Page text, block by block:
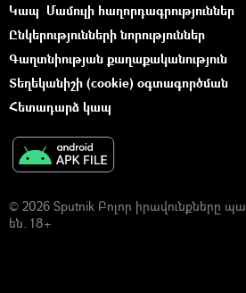
Կապ Մամուլի հաղորդագրություններ
Ընկերությունների նորություններ
Գաղտնիության քաղաքականություն
Տեղեկանիշի (cookie) օգտագործման
Հետադարձ կապ
© 2026 Sputnik Բոլոր իրավունքները
են. 18+